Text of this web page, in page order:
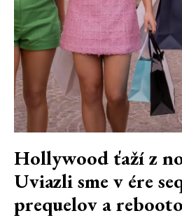
Hollywood ťaží z
Uviazli sme v ére
prequelov a